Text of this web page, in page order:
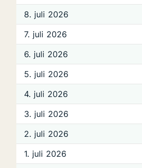
8. juli 2026
7. juli 2026
6. juli 2026
5. juli 2026
4. juli 2026
3. juli 2026
2. juli 2026
1. juli 2026